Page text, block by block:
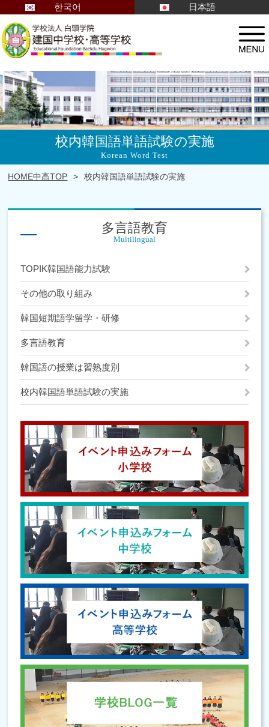
한국어 日本語
校内韓国語単語試験の実施
Korean Word Test
HOME中高TOP 校内韓国語単語試験の実施
多言語教育
Multilingual
TOPIK韓国語能力試験
その他の取り組み
韓国短期語学留学・研修
多言語教育
韓国語の授業は習熟度別
校内韓国語単語試験の実施